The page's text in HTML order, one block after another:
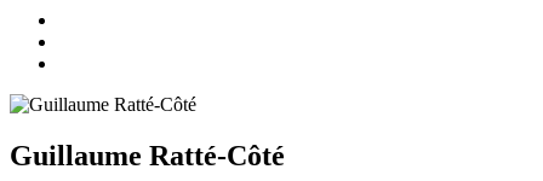
Guillaume Ratté-Côté